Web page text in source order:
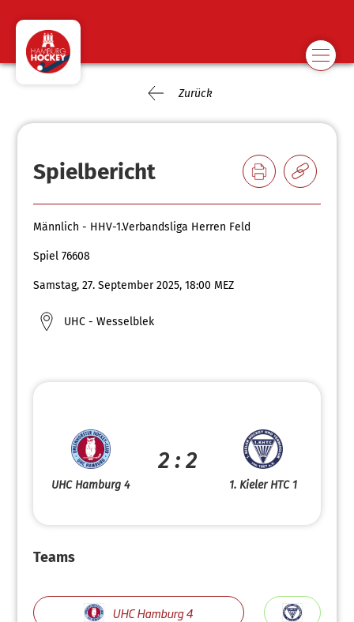
Zurück
Spielbericht
Männlich - HHV-1.Verbandsliga Herren Feld
Spiel 76608
Samstag, 27. September 2025, 18:00 MEZ
UHC - Wesselblek
UHC Hamburg 4
2 : 2
1. Kieler HTC 1
Teams
UHC Hamburg 4